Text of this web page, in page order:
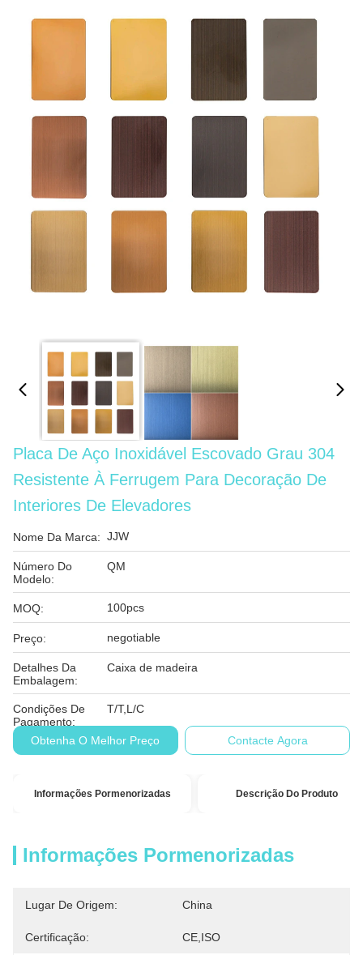
Placa De Aço Inoxidável Escovado Grau 304
Resistente À Ferrugem Para Decoração De
Interiores De Elevadores
Nome Da Marca: JJW
Número Do
Modelo:
QM
MOQ: 100pcs
Preço: negotiable
Detalhes Da
Embalagem:
Caixa de madeira
Condições De
Pagamento:
T/T,L/C
Obtenha O Melhor Preço Contacte Agora
Informações Pormenorizadas Descrição Do Produto
Informações Pormenorizadas
Lugar De Origem: China
Certificação: CE,ISO